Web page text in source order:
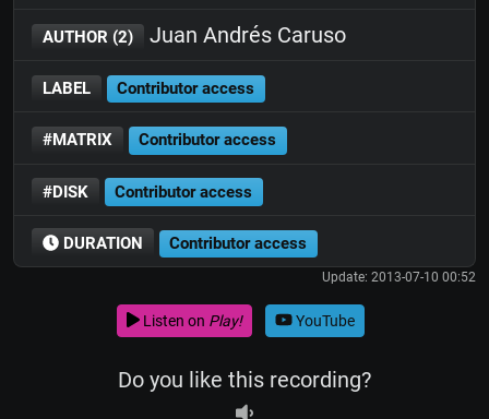
AUTHOR (2) Juan Andrés Caruso
LABEL Contributor access
#MATRIX Contributor access
#DISK Contributor access
DURATION Contributor access
Update: 2013-07-10 00:52
Listen on Play! YouTube
Do you like this recording?